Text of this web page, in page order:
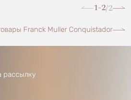
1-2/2
Franck Muller Conquistador
рассылку